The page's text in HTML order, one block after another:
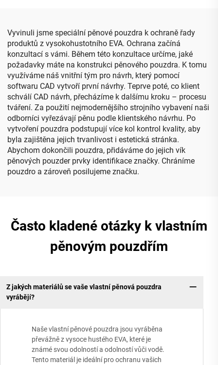
Vyvinuli jsme speciální pěnové pouzdra k ochraně řady
produktů z vysokohustotního EVA. Ochrana začíná
konzultací s vámi. Během této konzultace určíme, jaké
požadavky máte na konstrukci pěnového pouzdra. K tomu
využíváme náš vnitřní tým pro návrh, který pomocí
softwaru CAD vytvoří první návrhy. Teprve poté, co klient
schválí CAD návrh, přecházíme k dalšímu kroku – procesu
tváření. Za použití nejmodernějšího strojního vybavení naši
odborníci vyřezávají pěnu podle klientského návrhu. Po
vytvoření pouzdra podstupují více kol kontrol kvality, aby
byla zajištěna jejich trvanlivost i estetická stránka.
Abychom dokončili pouzdra, přidáváme do jejich vík
pěnových pouzder prvky identifikace značky. Chráníme
pouzdro a zároveň posilujeme značku.
Často kladené otázky k vlastním
pěnovým pouzdřím
Z jakých materiálů se vaše vlastní pěnová pouzdra
vyrábějí?
Naše vlastní pěnové pouzdra jsou vyráběna
převážně z vysoce hustého EVA, které je
známé svou odolností a odolností vůči vodě.
Tento materiál je ideální pro ochranu vašich